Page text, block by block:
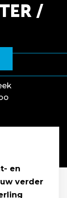
/
en
verder